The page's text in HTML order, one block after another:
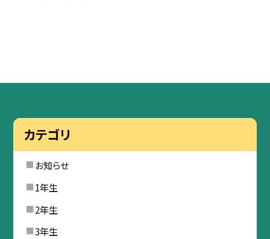
カテゴリ
お知らせ
1年生
2年生
3年生